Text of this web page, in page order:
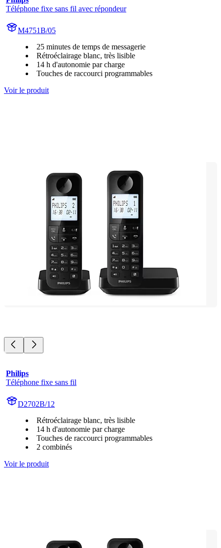
Téléphone fixe sans fil avec répondeur
M4751B/05
25 minutes de temps de messagerie
Rétroéclairage blanc, très lisible
14 h d'autonomie par charge
Touches de raccourci programmables
Voir le produit
Philips
Téléphone fixe sans fil
D2702B/12
Rétroéclairage blanc, très lisible
14 h d'autonomie par charge
Touches de raccourci programmables
2 combinés
Voir le produit